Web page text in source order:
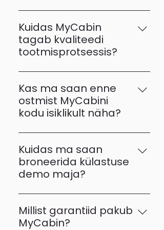
meeskonnaga.
Meie majad on valmistatud
kõrgekvaliteedilistest puidust
raamidest, jätkusuutlikest
soojustusmaterjalidest ja
viimistlusmaterjalidest.
Kuidas MyCabin
tagab kvaliteedi
tootmisprotsessis?
Iga kodu ehitatakse meie
tipptasemel tehases rangete
kvaliteedikontrolli protsesside
järgi, tagades täpsuse ja
Kas ma saan enne
ostmist MyCabini
kodu isiklikult näha?
Jah, demo-majad on saadaval
võtmeturgudel, sealhulgas Balti
riikides ja peagi ka Saksamaal,
Poolas ja Skandinaavias.
Kuidas ma saan
broneerida külastuse
demo maja?
Jälgige meie sotsiaalmeedia
kontosid, et teada saada
värskemate kliendipäeva
Millist garantiid pakub
MyCabin?